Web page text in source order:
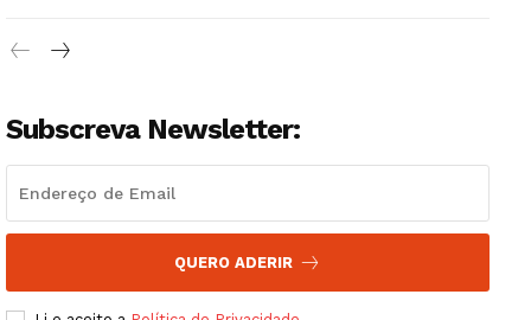
Institucional
Artigos
Subscreva Newsletter:
QUERO ADERIR